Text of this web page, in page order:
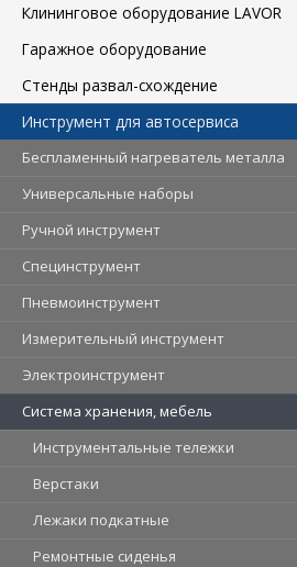
Клининговое оборудование LAVOR
Гаражное оборудование
Стенды развал-схождение
Инструмент для автосервиса
Беспламенный нагреватель металла
Универсальные наборы
Ручной инструмент
Специнструмент
Пневмоинструмент
Измерительный инструмент
Электроинструмент
Система хранения, мебель
Инструментальные тележки
Верстаки
Лежаки подкатные
Ремонтные сиденья